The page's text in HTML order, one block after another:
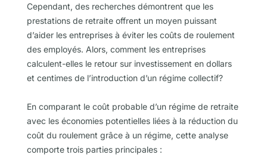
Cependant, des recherches démontrent que les
prestations de retraite offrent un moyen puissant
d’aider les entreprises à éviter les coûts de roulement
des employés. Alors, comment les entreprises
calculent-elles le retour sur investissement en dollars
et centimes de l’introduction d’un régime collectif?
En comparant le coût probable d’un régime de retraite
avec les économies potentielles liées à la réduction du
coût du roulement grâce à un régime, cette analyse
comporte trois parties principales :